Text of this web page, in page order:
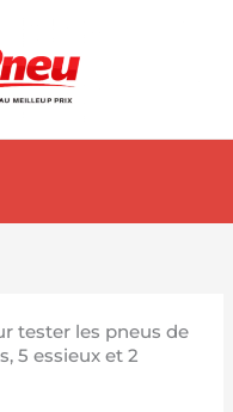
tester les pneus de
5 essieux et 2